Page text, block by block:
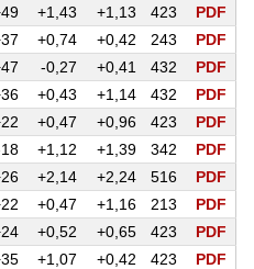
+1,43 +1,13 423
PDF
+0,74 +0,42 243
PDF
-0,27 +0,41 432
PDF
+0,43 +1,14 432
PDF
+0,47 +0,96 423
PDF
+1,12 +1,39 342
PDF
+2,14 +2,24 516
PDF
+0,47 +1,16 213
PDF
+0,52 +0,65 423
PDF
+1,07 +0,42 423
PDF